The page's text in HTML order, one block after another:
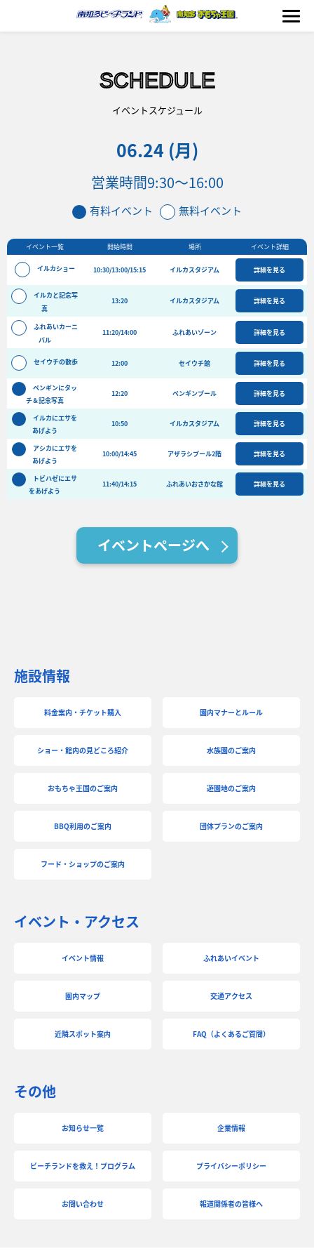
イベント
フード&ショップ
海の生きもの
おもちゃ王国
よくある質問
団体向けプラン情報 ビーチランド支援プログラム
SCHEDULE
イベントスケジュール
06.24 (月)
営業時間9:30～16:00
有料イベント 無料イベント
イベント一覧 開始時間 場所 イベント詳細
イルカショー 10:30/13:00/15:15 イルカスタジアム 詳細を見る
イルカと記念写
真
13:20 イルカスタジアム 詳細を見る
ふれあいカーニ
バル
11:20/14:00 ふれあいゾーン 詳細を見る
セイウチの散歩 12:00 セイウチ館 詳細を見る
ペンギンにタッ
チ＆記念写真
12:20 ペンギンプール 詳細を見る
イルカにエサを
あげよう
10:50 イルカスタジアム 詳細を見る
アシカにエサを
あげよう
10:00/14:45 アザラシプール2階 詳細を見る
トビハゼにエサ
をあげよう
11:40/14:15 ふれあいおさかな館 詳細を見る
イベントページへ
施設情報
料金案内・チケット購入 園内マナーとルール
ショー・館内の見どころ紹介 水族園のご案内
おもちゃ王国のご案内 遊園地のご案内
BBQ利用のご案内 団体プランのご案内
フード・ショップのご案内
イベント・アクセス
イベント情報 ふれあいイベント
園内マップ 交通アクセス
近隣スポット案内 FAQ（よくあるご質問）
その他
お知らせ一覧 企業情報
ビーチランドを救え！プログラム プライバシーポリシー
お問い合わせ 報道関係者の皆様へ